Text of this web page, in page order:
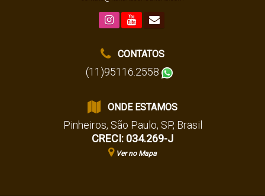
CONTATOS
(11)95116.2558
ONDE ESTAMOS
Pinheiros, São Paulo, SP, Brasil
CRECI: 034.269-J
Ver no Mapa